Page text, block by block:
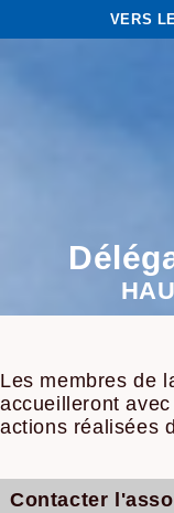
VERS
Les membres de
accueilleront
actions réalisées
Contacter